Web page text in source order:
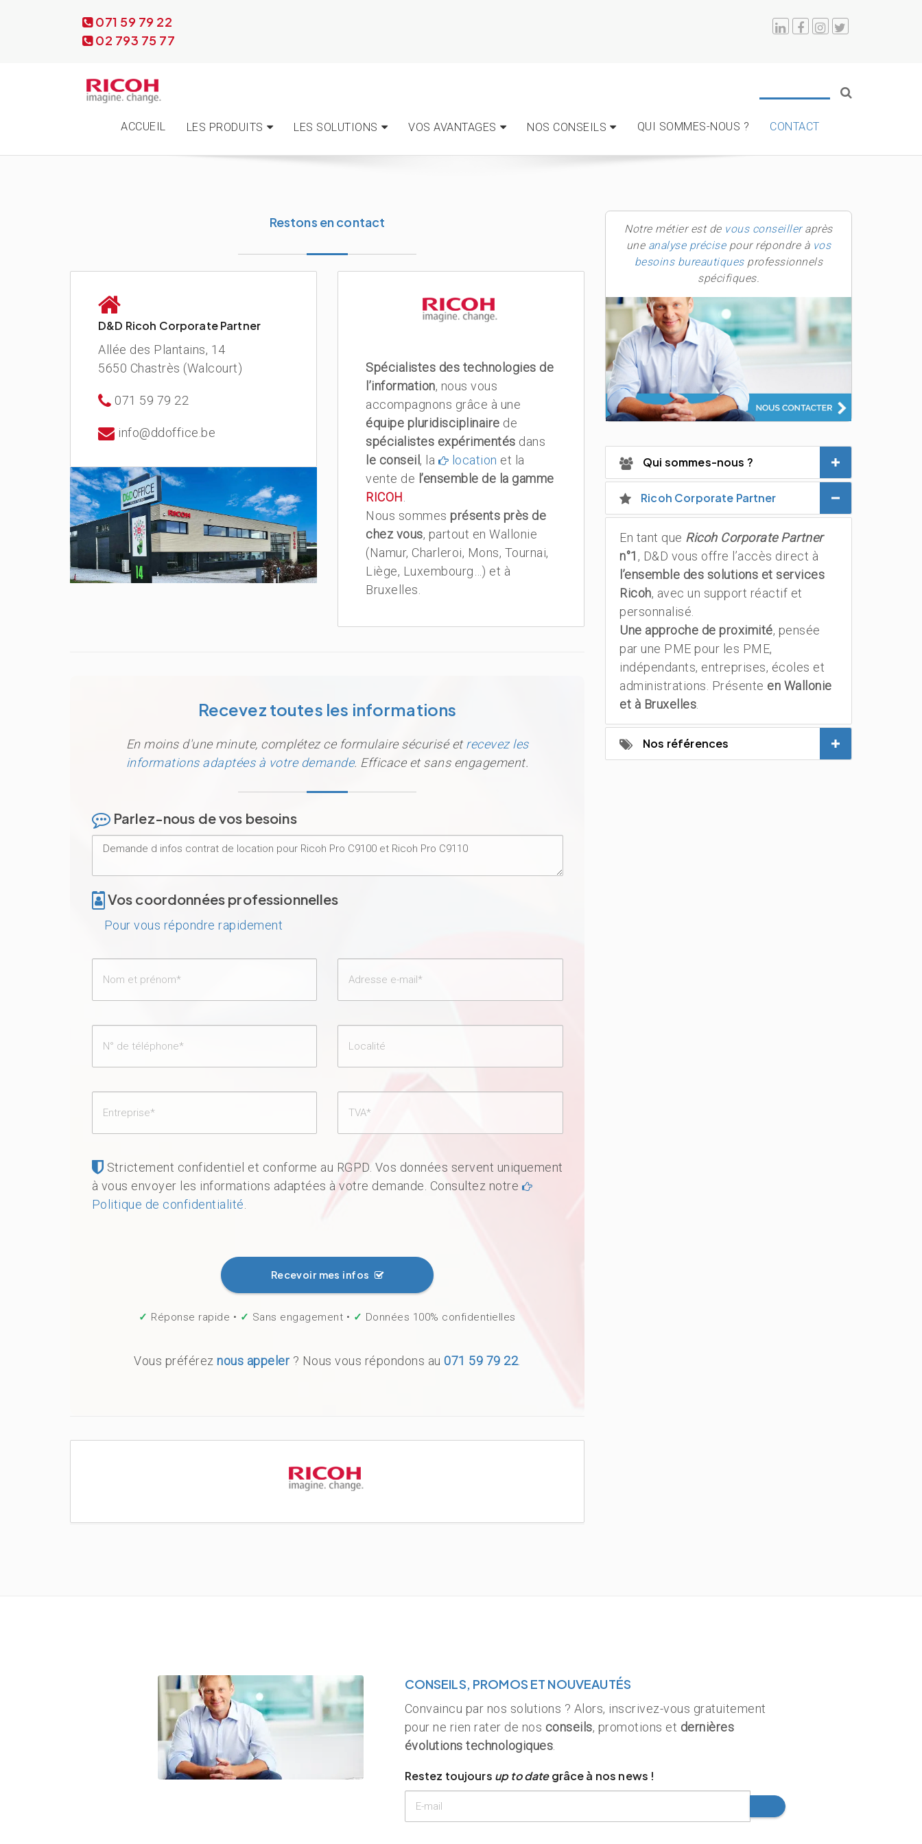
071 59 79 22
02 793 75 77
ACCUEIL LES PRODUITS LES SOLUTIONS VOS AVANTAGES NOS CONSEILS QUI SOMMES-NOUS ? CONTACT
Restons en contact
D&D Ricoh Corporate Partner
Allée des Plantains, 14
5650 Chastrès (Walcourt)
071 59 79 22
info@ddoffice.be
Spécialistes des technologies de
l’information, nous vous
accompagnons grâce à une
équipe pluridisciplinaire de
spécialistes expérimentés dans
le conseil , la location et la
vente de l’ensemble de la gamme
RICOH
Nous sommes présents près de
chez vous, partout en Wallonie
(Namur, Charleroi, Mons, Tournai,
Liège, Luxembourg…) et à
Bruxelles.
Recevez toutes les informations
En moins d'une minute, complétez ce formulaire sécurisé etrecevez les
informations adaptées à votre demande. Efficace et sans engagement.
Parlez-nous de vos besoins
Vos coordonnées professionnelles
Pour vous répondre rapidement
Strictement confidentiel et conforme au RGPD. Vos données servent uniquement
à vous envoyer les informations adaptées à votre demande. Consultez notre
Politique de confidentialité
Recevoir mes infos
✓ Réponse rapide • ✓ Sans engagement • ✓ Données 100% confidentielles
Vous préféreznous appeler ? Nous vous répondons au071 59 79 22.
Notre métier est de vous conseilleraprès
une analyse précisepour répondre à vos
besoins bureautiquesprofessionnels
spécifiques.
Qui sommes-nous ?
Ricoh Corporate Partner
En tant que Ricoh Corporate Partner
n°1, D&D vous offre l’accès direct à
l’ensemble des solutions et services
Ricoh, avec un support réactif et
personnalisé.
Une approche de proximité, pensée
par une PME pour les PME,
indépendants, entreprises, écoles et
administrations. Présente en Wallonie
et à Bruxelles.
Nos références
CONSEILS, PROMOS ET NOUVEAUTÉS
Convaincu par nos solutions ? Alors, inscrivez-vous gratuitement
pour ne rien rater de nos conseils, promotions et dernières
évolutions technologiques
Restez toujours up to dategrâce à nos news !